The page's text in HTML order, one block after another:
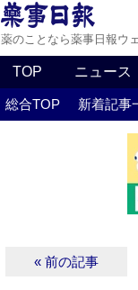
薬のことなら薬事日報ウ
TOP ニュース
総合TOP 新着記事
« 前の記事